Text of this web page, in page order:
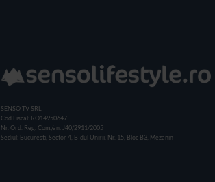
SENSO TV SRL
Cod Fiscal: RO14950647
Nr. Ord. Reg. Com./an: J40/2911/2005
Sediul: Bucuresti, Sector 4, B-dul Unirii, Nr. 15, Bloc B3, Mezanin